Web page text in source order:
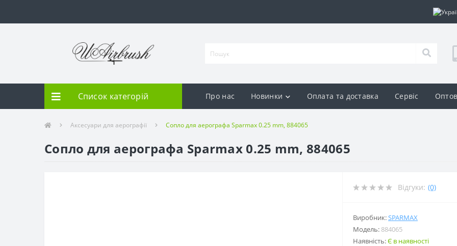
Список категорій Про нас Новинки Оплата та доставка Сервіс
Аксесуари для аерографії Сопло для аерографа Sparmax 0.25 mm, 884065
Сопло для аерографа Sparmax 0.25 mm, 884065
Відгуки: (0)
Виробник:SPARMAX
Модель: 884065
Наявність:Є в наявності